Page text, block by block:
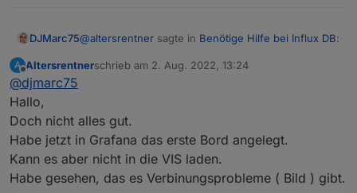
v1                   InfluxDB v1
apply                Apply a template
ping                 Check the
setup                Setup instance
   backup               Backup database
restore              Restores a
remote               Remote
DJMarc75@altersrentner sagte in Benötige Hilfe bei Influx DB:
brauch es nicht aber den Service neu starten.
Und falls das nix gebracht hat probiere es so aus
https://forum.iobroker.net/post/667113
A
Offline
Altersrentnerschrieb am 2. Aug. 2022, 13:24
zuletzt editiert von
@djmarc75
Hallo,
Doch nicht alles gut.
Habe jetzt in Grafana das erste Bord angelegt.
Kann es aber nicht in die VIS laden.
Habe gesehen, das es Verbinungsprobleme ( Bild ) gibt.